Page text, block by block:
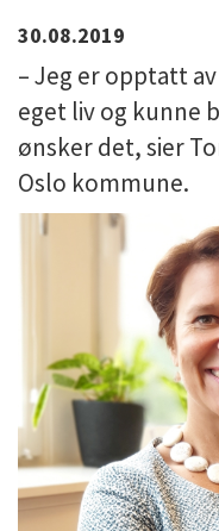
30.08.2019
– Jeg er opptatt
eget liv og kunne
ønsker det, sier
Oslo kommune.